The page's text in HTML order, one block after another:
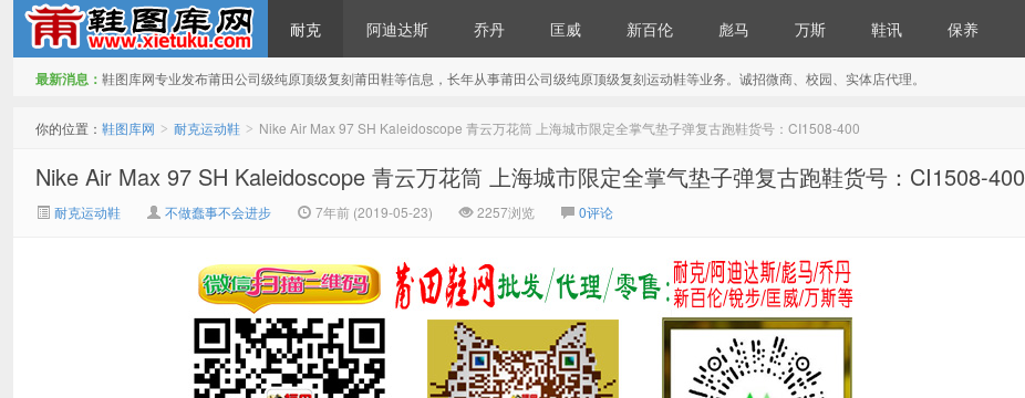
耐克 阿迪达斯 乔丹 匡威 新百伦 彪马 万斯 鞋讯 保养
最新消息： 鞋图库网专业发布莆田公司级纯原顶级复刻莆田鞋等信息，长年从事莆田公司级纯原顶级复刻运动鞋等业务。诚招微商、校园、实体店代理。
你的位置： 鞋图库网 > 耐克运动鞋 > Nike Air Max 97 SH Kaleidoscope 青云万花筒 上海城市限定全掌气垫子弹复古跑鞋货号：CI1508-400
Nike Air Max 97 SH Kaleidoscope 青云万花筒 上海城市限定全掌气垫子弹复古跑鞋货号：CI1508-400
耐克运动鞋 不做蠢事不会进步 7年前 (2019-05-23) 2257浏览 0评论